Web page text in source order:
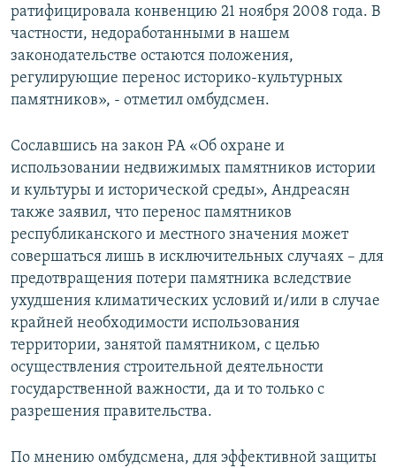
ратифицировала конвенцию 21 ноября 2008 года. В
частности, недоработанными в нашем
законодательстве остаются положения,
регулирующие перенос историко-культурных
памятников», - отметил омбудсмен.
Сославшись на закон РА «Об охране и
использовании недвижимых памятников истории
и культуры и исторической среды», Андреасян
также заявил, что перенос памятников
республиканского и местного значения может
совершаться лишь в исключительных случаях – для
предотвращения потери памятника вследствие
ухудшения климатических условий и/или в случае
крайней необходимости использования
территории, занятой памятником, с целью
осуществления строительной деятельности
государственной важности, да и то только с
разрешения правительства.
По мнению омбудсмена, для эффективной защиты